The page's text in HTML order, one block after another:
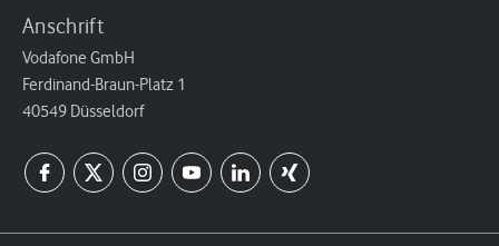
Anschrift
Vodafone GmbH
Ferdinand-Braun-Platz 1
40549 Düsseldorf